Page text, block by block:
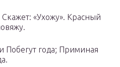
«Ухожу». Красный
года; Приминая